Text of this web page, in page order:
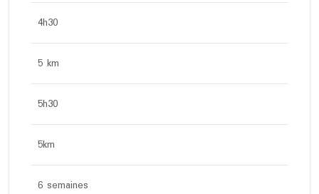
4h30
5 km
5h30
5km
6 semaines